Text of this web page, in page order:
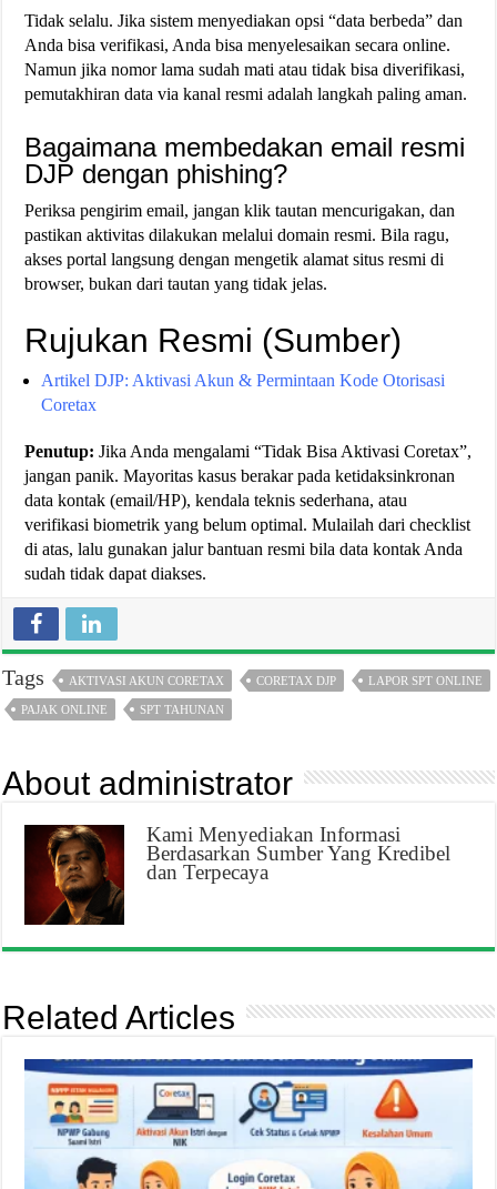
Tidak selalu. Jika sistem menyediakan opsi “data berbeda” dan
Anda bisa verifikasi, Anda bisa menyelesaikan secara online.
Namun jika nomor lama sudah mati atau tidak bisa diverifikasi,
pemutakhiran data via kanal resmi adalah langkah paling aman.
Bagaimana membedakan email resmi
DJP dengan phishing?
Periksa pengirim email, jangan klik tautan mencurigakan, dan
pastikan aktivitas dilakukan melalui domain resmi. Bila ragu,
akses portal langsung dengan mengetik alamat situs resmi di
browser, bukan dari tautan yang tidak jelas.
Rujukan Resmi (Sumber)
Artikel DJP: Aktivasi Akun & Permintaan Kode Otorisasi
Coretax
Penutup: Jika Anda mengalami “Tidak Bisa Aktivasi Coretax”,
jangan panik. Mayoritas kasus berakar pada ketidaksinkronan
data kontak (email/HP), kendala teknis sederhana, atau
verifikasi biometrik yang belum optimal. Mulailah dari checklist
di atas, lalu gunakan jalur bantuan resmi bila data kontak Anda
sudah tidak dapat diakses.
Tags AKTIVASI AKUN CORETAX CORETAX DJP LAPOR SPT ONLINE
PAJAK ONLINE SPT TAHUNAN
About administrator
Kami Menyediakan Informasi
Berdasarkan Sumber Yang Kredibel
dan Terpecaya
Related Articles